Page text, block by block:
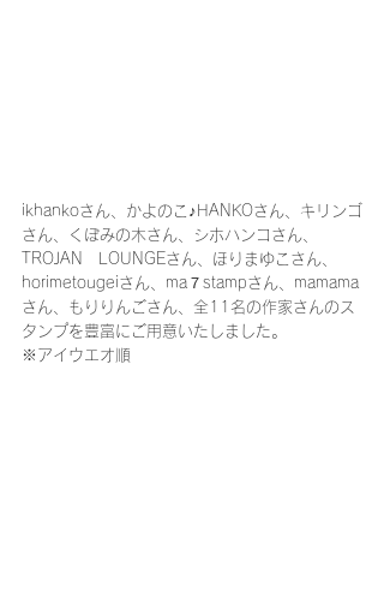
ikhankoさん、かよのこ♪HANKOさん、キリンゴ
さん、くぼみの木さん、シホハンコさん、
TROJAN　LOUNGEさん、ほりまゆこさん、
horimetougeiさん、ma７stampさん、mamama
さん、もりりんごさん、全11名の作家さんのス
タンプを豊富にご用意いたしました。
※アイウエオ順